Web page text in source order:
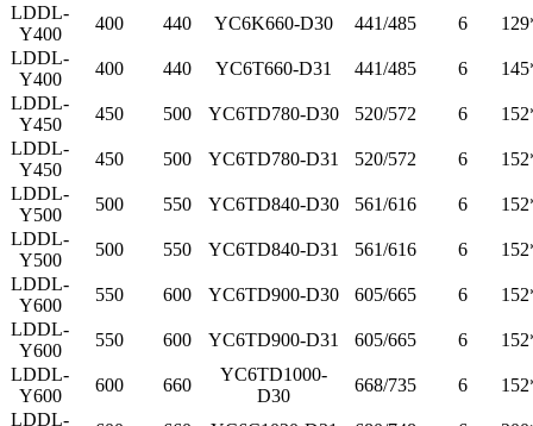
LDDL-
Y400
400 440 YC6K660-D30 441/485 6
LDDL-
Y400
400 440 YC6T660-D31 441/485 6
LDDL-
Y450
450 500 YC6TD780-D30 520/572 6
LDDL-
Y450
450 500 YC6TD780-D31 520/572 6
LDDL-
Y500
500 550 YC6TD840-D30 561/616 6
LDDL-
Y500
500 550 YC6TD840-D31 561/616 6
LDDL-
Y600
550 600 YC6TD900-D30 605/665 6
LDDL-
Y600
550 600 YC6TD900-D31 605/665 6
LDDL-
Y600
600 660
YC6TD1000-
D30
668/735 6
LDDL-